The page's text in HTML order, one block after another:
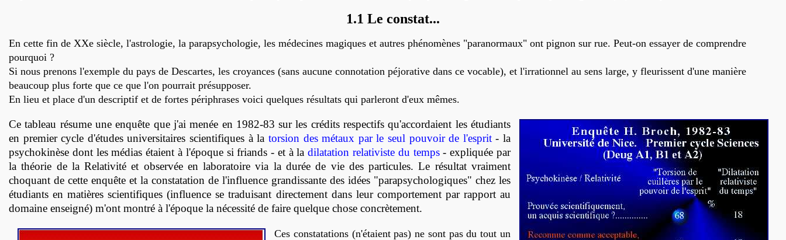
1.1 Le constat...
En cette fin de XXe siècle, l'astrologie, la parapsychologie, les médecines magiques et autres phénomènes "paranormaux" ont pignon sur rue. Peut-on essayer de comprendre
pourquoi ?
Si nous prenons l'exemple du pays de Descartes, les croyances (sans aucune connotation péjorative dans ce vocable), et l'irrationnel au sens large, y fleurissent d'une manière
beaucoup plus forte que ce que l'on pourrait présupposer.
En lieu et place d'un descriptif et de fortes périphrases voici quelques résultats qui parleront d'eux mêmes.
Ce tableau résume une enquête que j'ai menée en 1982-83 sur les crédits respectifs qu'accordaient les étudiants
en premier cycle d'études universitaires scientifiques à la torsion des métaux par le seul pouvoir de l'esprit- la
psychokinèse dont les médias étaient à l'époque si friands - et à ladilatation relativiste du temps- expliquée par
la théorie de la Relativité et observée en laboratoire via la durée de vie des particules. Le résultat vraiment
choquant de cette enquête et la constatation de l'influence grandissante des idées "parapsychologiques" chez les
étudiants en matières scientifiques (influence se traduisant directement dans leur comportement par rapport au
domaine enseigné) m'ont montré à l'époque la nécessité de faire quelque chose concrètement.
Ces constatations (n'étaient pas) ne sont pas du tout un